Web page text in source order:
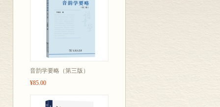
音韵学要略（第三版）
¥85.00